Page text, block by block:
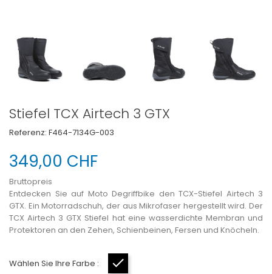
Stiefel TCX Airtech 3 GTX
Referenz: F464-7134G-003
349,00 CHF
Bruttopreis
Entdecken Sie auf Moto Degriffbike den TCX-Stiefel Airtech 3
GTX. Ein Motorradschuh, der aus Mikrofaser hergestellt wird. Der
TCX Airtech 3 GTX Stiefel hat eine wasserdichte Membran und
Protektoren an den Zehen, Schienbeinen, Fersen und Knöcheln.
Wählen Sie Ihre Farbe :